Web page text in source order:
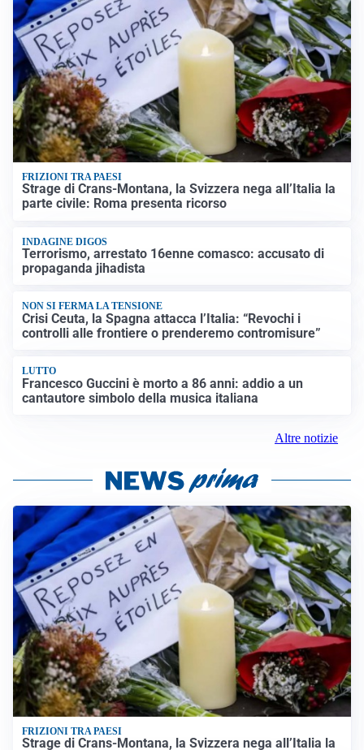
FRIZIONI TRA PAESI
Strage di Crans-Montana, la Svizzera nega all’Italia la
parte civile: Roma presenta ricorso
INDAGINE DIGOS
Terrorismo, arrestato 16enne comasco: accusato di
propaganda jihadista
NON SI FERMA LA TENSIONE
Crisi Ceuta, la Spagna attacca l’Italia: “Revochi i
controlli alle frontiere o prenderemo contromisure”
LUTTO
Francesco Guccini è morto a 86 anni: addio a un
cantautore simbolo della musica italiana
Altre notizie
FRIZIONI TRA PAESI
Strage di Crans-Montana, la Svizzera nega all’Italia la